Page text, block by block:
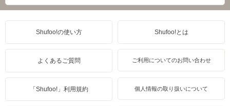
Shufoo!の使い方 Shufoo!とは
よくあるご質問 ご利用についてのお問い合わせ
「Shufoo!」利用規約 個人情報の取り扱いについて